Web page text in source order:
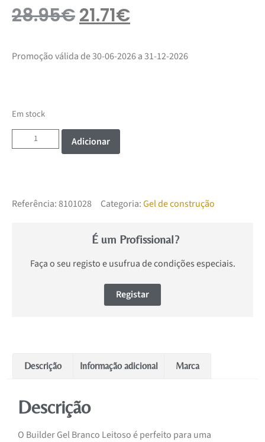
28.95€21.71€
Promoção válida de 30-06-2026 a 31-12-2026
Em stock
Adicionar
Referência:8101028 Categoria:Gel de construção
É um Profissional?
Faça o seu registo e usufrua de condições especiais.
Registar
Descrição Informação adicional Marca
Descrição
O Builder Gel Branco Leitoso é perfeito para uma